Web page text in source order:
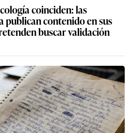
coinciden: las
publican contenido en sus
buscar validación